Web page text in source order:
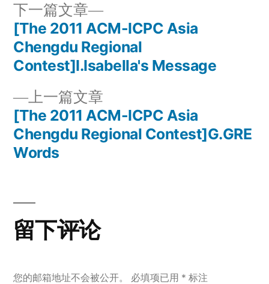
文
章
导
航
上一篇文章
一
篇
[The 2011 ACM-ICPC Asia
Chengdu Regional Contest]G.GRE
Words
下一篇文章
下
一
篇
文
[The 2011 ACM-ICPC Asia
Chengdu Regional
Contest]I.Isabella's Message
留下评论
您的邮箱地址不会被公开。 必填项已用 * 标注